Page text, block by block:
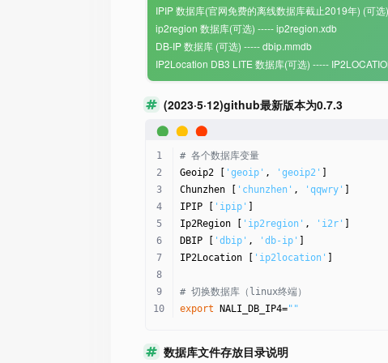
IPIP 数据库(官网免费的离线数据库截止2019年) (可
ip2region 数据库(可选) ----- ip2region.xdb
DB-IP 数据库 (可选) ----- dbip.mmdb
IP2Location DB3 LITE 数据库(可选) -----
(2023·5·12)github最新版本为0.7.3
# 各个数据库变量
Geoip2 [
'geoip' , 'geoip2'
Chunzhen [
'chunzhen' , 'qqwry'
IPIP [
'ipip'
Ip2Region [
'ip2region' , 'i2r'
DBIP [
'dbip' , 'db-ip'
IP2Location [
'ip2location'
# 切换数据库（linux终端）
export NALI_DB_IP4=""
数据库文件存放目录说明